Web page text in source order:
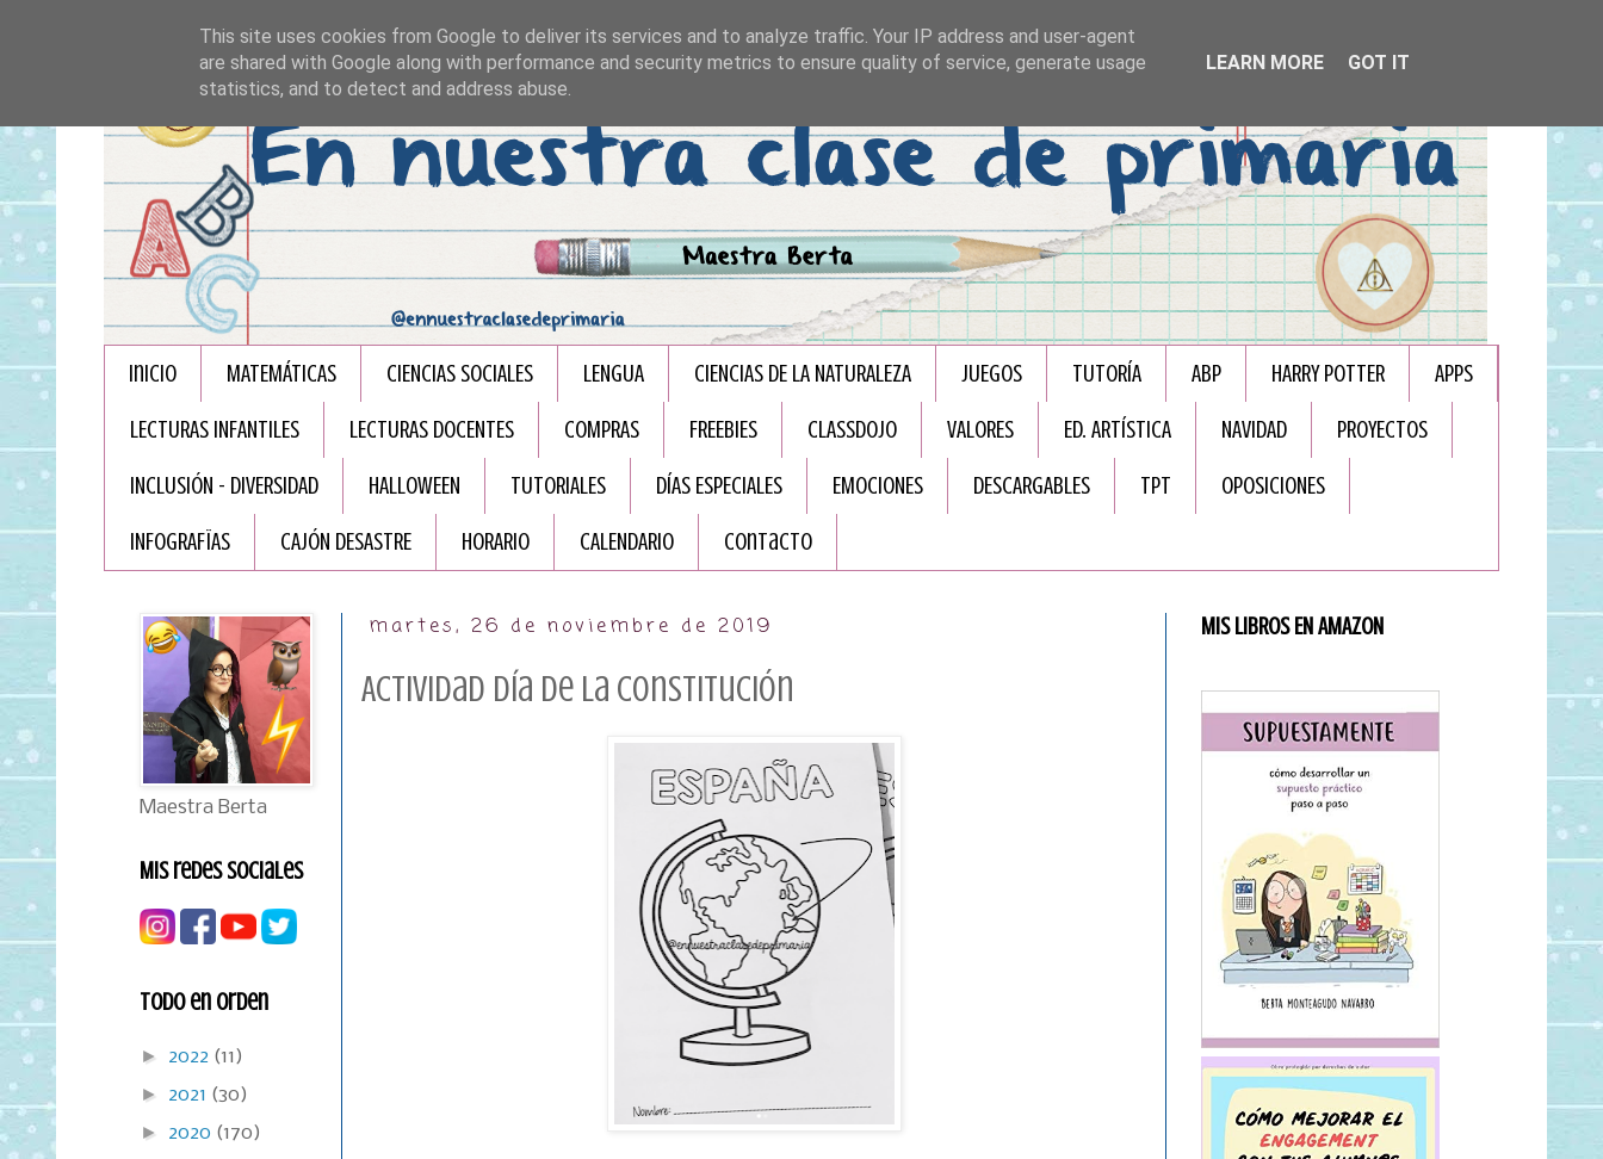
Inicio MATEMÁTICAS CIENCIAS SOCIALES LENGUA CIENCIAS DE LA NATURALEZA JUEGOS TUTORÍA ABP HARRY POTTER APPS
LECTURAS INFANTILES LECTURAS DOCENTES COMPRAS FREEBIES CLASSDOJO VALORES ED. ARTÍSTICA NAVIDAD PROYECTOS
INCLUSIÓN - DIVERSIDAD HALLOWEEN TUTORIALES DÍAS ESPECIALES EMOCIONES DESCARGABLES TPT OPOSICIONES
INFOGRAFÏAS CAJÓN DESASTRE HORARIO CALENDARIO Contacto
martes, 26 de noviembre de 2019
Actividad Día de la Constitución
Maestra Berta
Mis redes sociales
Todo en orden
► 2022 (11)
► 2021 (30)
► 2020 (170)
MIS LIBROS EN AMAZON
This site uses cookies from Google to deliver its services and to analyze traffic. Your IP address and user-agent
are shared with Google along with performance and security metrics to ensure quality of service, generate usage
statistics, and to detect and address abuse.
LEARN MORE GOT IT